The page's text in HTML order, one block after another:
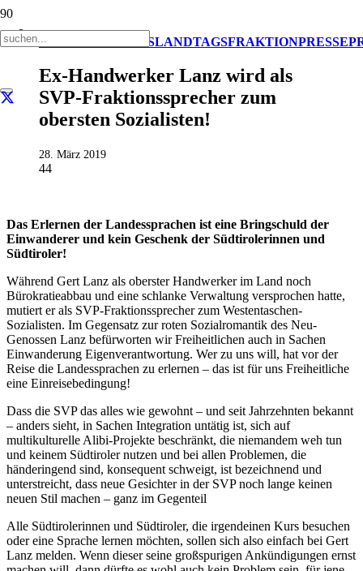
AKTUELL IMPULSLANDTAGSFRAKTIONPRESSE
Ex-Handwerker Lanz wird als
SVP-Fraktionssprecher zum
obersten Sozialisten!
28. März 2019
44
Das Erlernen der Landessprachen ist eine Bringschuld der
Einwanderer und kein Geschenk der Südtirolerinnen und
Südtiroler!
Während Gert Lanz als oberster Handwerker im Land noch
Bürokratieabbau und eine schlanke Verwaltung versprochen hatte,
mutiert er als SVP-Fraktionssprecher zum Westentaschen-
Sozialisten. Im Gegensatz zur roten Sozialromantik des Neu-
Genossen Lanz befürworten wir Freiheitlichen auch in Sachen
Einwanderung Eigenverantwortung. Wer zu uns will, hat vor der
Reise die Landessprachen zu erlernen – das ist für uns Freiheitliche
eine Einreisebedingung!
Dass die SVP das alles wie gewohnt – und seit Jahrzehnten bekannt
– anders sieht, in Sachen Integration untätig ist, sich auf
multikulturelle Alibi-Projekte beschränkt, die niemandem weh tun
und keinem Südtiroler nutzen und bei allen Problemen, die
händeringend sind, konsequent schweigt, ist bezeichnend und
unterstreicht, dass neue Gesichter in der SVP noch lange keinen
neuen Stil machen – ganz im Gegenteil
Alle Südtirolerinnen und Südtiroler, die irgendeinen Kurs besuchen
oder eine Sprache lernen möchten, sollen sich also einfach bei Gert
Lanz melden. Wenn dieser seine großspurigen Ankündigungen ernst